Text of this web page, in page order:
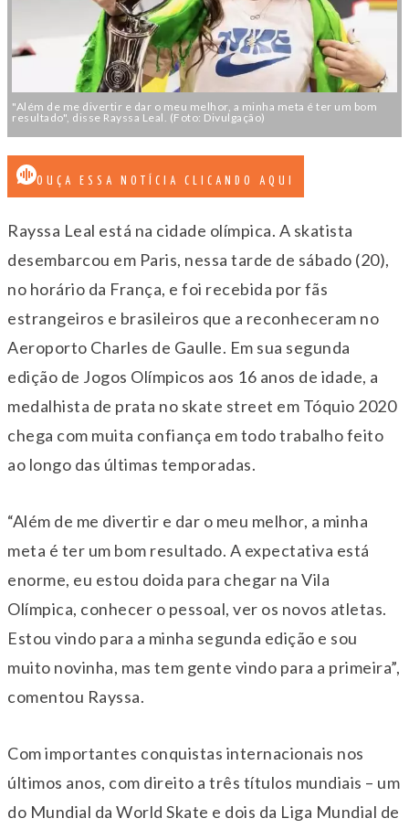
"Além de me divertir e dar o meu melhor, a minha meta é ter um bom
resultado", disse Rayssa Leal. (Foto: Divulgação)
OUÇA ESSA NOTÍCIA CLICANDO AQUI
Rayssa Leal está na cidade olímpica. A skatista
desembarcou em Paris, nessa tarde de sábado (20),
no horário da França, e foi recebida por fãs
estrangeiros e brasileiros que a reconheceram no
Aeroporto Charles de Gaulle. Em sua segunda
edição de Jogos Olímpicos aos 16 anos de idade, a
medalhista de prata no skate street em Tóquio 2020
chega com muita confiança em todo trabalho feito
ao longo das últimas temporadas.
“Além de me divertir e dar o meu melhor, a minha
meta é ter um bom resultado. A expectativa está
enorme, eu estou doida para chegar na Vila
Olímpica, conhecer o pessoal, ver os novos atletas.
Estou vindo para a minha segunda edição e sou
muito novinha, mas tem gente vindo para a primeira”,
comentou Rayssa.
Com importantes conquistas internacionais nos
últimos anos, com direito a três títulos mundiais – um
do Mundial da World Skate e dois da Liga Mundial de